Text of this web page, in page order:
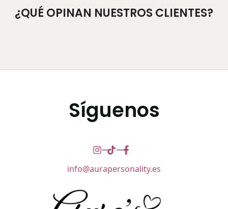
¿QUÉ OPINAN NUESTROS CLIENTES?
Síguenos
info@aurapersonality.es